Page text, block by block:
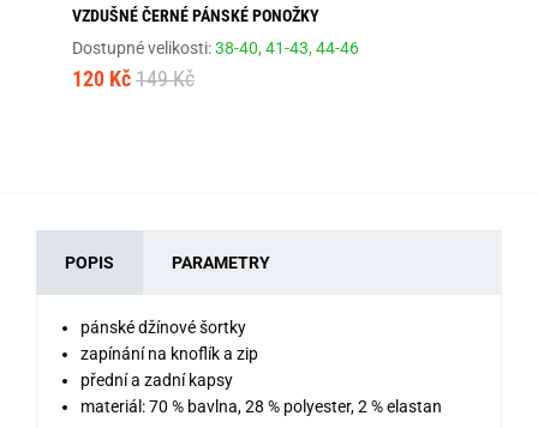
VZDUŠNÉ ČERNÉ PÁNSKÉ PONOŽKY
Dostupné velikosti:38-40,41-43,44-46
120 Kč 149 Kč
POPIS PARAMETRY
pánské džínové šortky
zapínání na knoflík a zip
přední a zadní kapsy
materiál: 70 % bavlna, 28 % polyester, 2 % elastan